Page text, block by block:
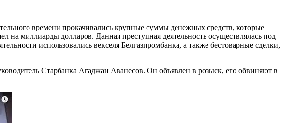
времени прокачивались крупные суммы денежных средств, которые
миллиарды долларов. Данная преступная деятельность осуществлялась под
использовались векселя Белгазпромбанка, а также бестоварные сделки, —
Старбанка Агаджан Аванесов. Он объявлен в розыск, его обвиняют в